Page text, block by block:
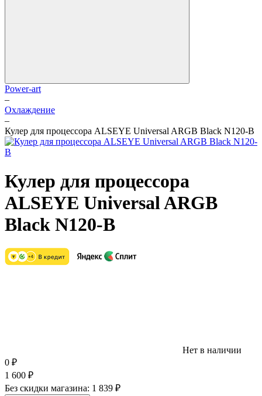
Power-art
–
Охлаждение
–
Кулер для процессора ALSEYE Universal ARGB Black N120-B
Кулер для процессора
ALSEYE Universal ARGB
Black N120-B
Нет в наличии
0 ₽
1 600 ₽
Без скидки магазина: 1 839 ₽